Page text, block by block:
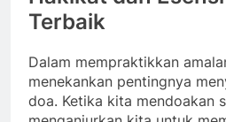
Terbaik
Dalam mempraktikkan
menekankan pentingnya
doa. Ketika kita mendoakan